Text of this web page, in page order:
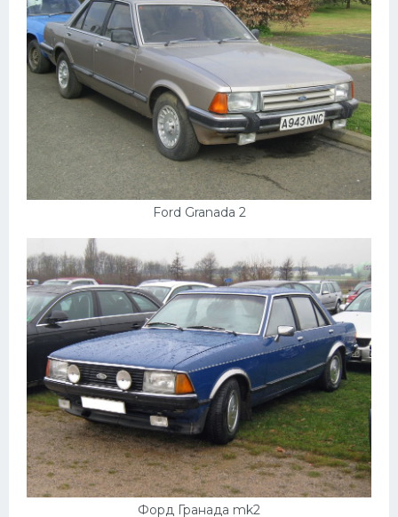
Ford Granada 2
Форд Гранада mk2